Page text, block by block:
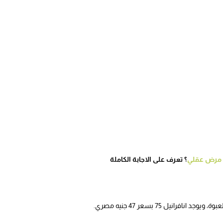
مرض عقلي؟ تعرف على الاجابة الكاملة
75 بسعر 47 جنيه مصري.